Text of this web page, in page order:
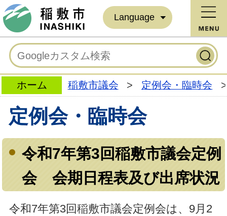
Language
ホーム 稲敷市議会 > 定例会・臨時会 >
定例会・臨時会
令和7年第3回稲敷市議会定例
会 会期日程表及び出席状況
令和7年第3回稲敷市議会定例会は、9月2